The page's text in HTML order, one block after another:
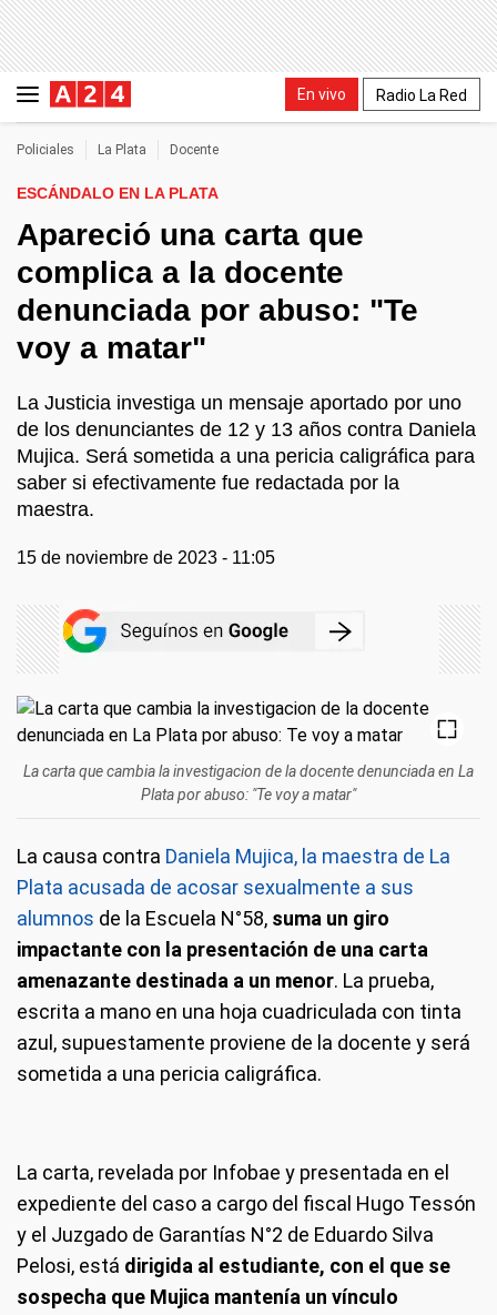
En vivo Radio La Red
Policiales La Plata Docente
ESCÁNDALO EN LA PLATA
Apareció una carta que
complica a la docente
denunciada por abuso: "Te
voy a matar"
La Justicia investiga un mensaje aportado por uno
de los denunciantes de 12 y 13 años contra Daniela
Mujica. Será sometida a una pericia caligráfica para
saber si efectivamente fue redactada por la
maestra.
15 de noviembre de 2023 - 11:05
La carta que cambia la investigacion de la docente denunciada en La
Plata por abuso: "Te voy a matar"
La causa contra Daniela Mujica, la maestra de La
Plata acusada de acosar sexualmente a sus
alumnos de la Escuela N°58, suma un giro
impactante con la presentación de una carta
amenazante destinada a un menor. La prueba,
escrita a mano en una hoja cuadriculada con tinta
azul, supuestamente proviene de la docente y será
sometida a una pericia caligráfica.
La carta, revelada por Infobae y presentada en el
expediente del caso a cargo del fiscal Hugo Tessón
y el Juzgado de Garantías N°2 de Eduardo Silva
Pelosi, está dirigida al estudiante, con el que se
sospecha que Mujica mantenía un vínculo